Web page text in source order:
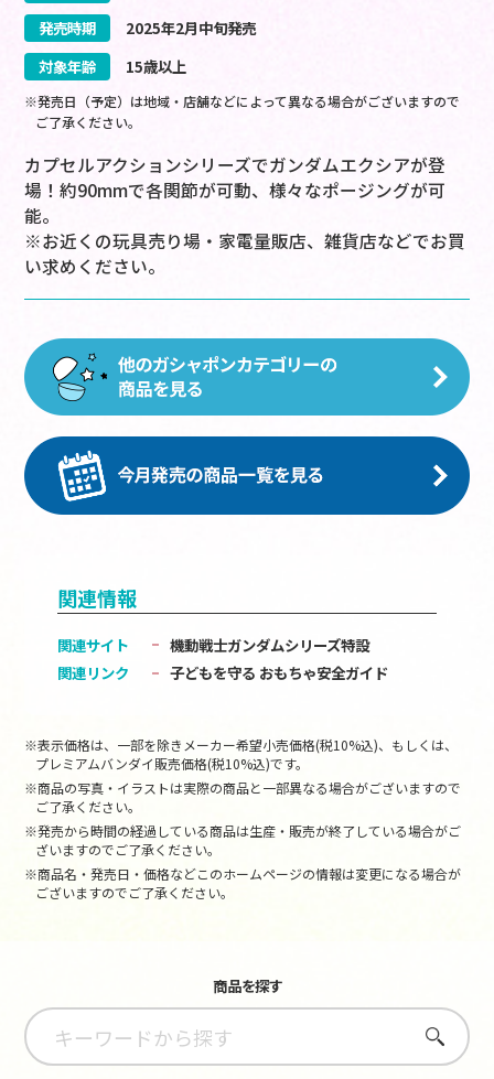
発売時期
2025年2月中旬発売
対象年齢
15歳以上
※発売日（予定）は地域・店舗などによって異なる場合がございますので
ご了承ください。
カプセルアクションシリーズでガンダムエクシアが登
場！約90mmで各関節が可動、様々なポージングが可
能。
※お近くの玩具売り場・家電量販店、雑貨店などでお買
い求めください。
関連情報
関連サイト
機動戦士ガンダムシリーズ特設
関連リンク
子どもを守る おもちゃ安全ガイド
※表示価格は、一部を除きメーカー希望小売価格(税10%込)、もしくは、
プレミアムバンダイ販売価格(税10%込)です。
※商品の写真・イラストは実際の商品と一部異なる場合がございますので
ご了承ください。
※発売から時間の経過している商品は生産・販売が終了している場合がご
ざいますのでご了承ください。
※商品名・発売日・価格などこのホームページの情報は変更になる場合が
ございますのでご了承ください。
商品を探す
さがす